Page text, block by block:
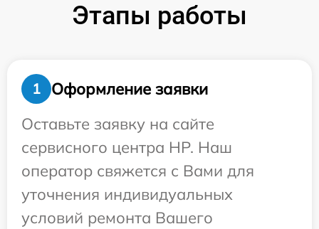
Этапы работы
1
Оформление заявки
Оставьте заявку на сайте
сервисного центра HP. Наш
оператор свяжется с Вами для
уточнения индивидуальных
условий ремонта Вашего